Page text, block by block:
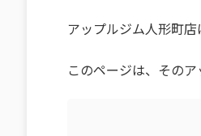
アップルジム人形町店
このページは、その